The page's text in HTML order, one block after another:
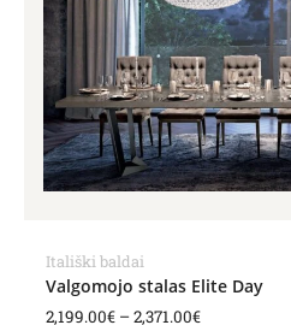
Itališki baldai
Valgomojo stalas Elite Day
2,199.00€ –2,371.00€
2,371.00€